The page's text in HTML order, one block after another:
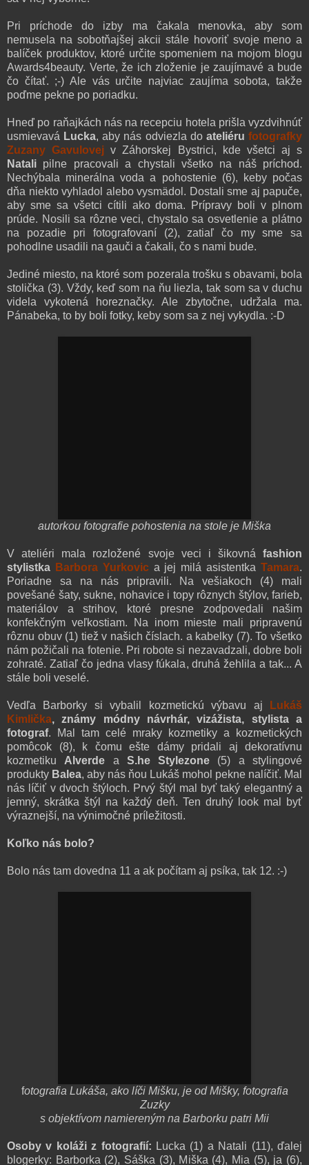
Pri príchode do izby ma čakala menovka, aby som
nemusela na sobotňajšej akcii stále hovoriť svoje meno a
balíček produktov, ktoré určite spomeniem na mojom blogu
Awards4beauty. Verte, že ich zloženie je zaujímavé a bude
čo čítať. ;-) Ale vás určite najviac zaujíma sobota, takže
poďme pekne po poriadku.
Hneď po raňajkách nás na recepciu hotela prišla vyzdvihnúť
usmievavá Lucka, aby nás odviezla do ateliérufotografky
Zuzany Gavulovej v Záhorskej Bystrici, kde všetci aj s
Natali pilne pracovali a chystali všetko na náš príchod.
Nechýbala minerálna voda a pohostenie (6), keby počas
dňa niekto vyhladol alebo vysmädol. Dostali sme aj papuče,
aby sme sa všetci cítili ako doma. Prípravy boli v plnom
prúde. Nosili sa rôzne veci, chystalo sa osvetlenie a plátno
na pozadie pri fotografovaní (2), zatiaľ čo my sme sa
pohodlne usadili na gauči a čakali, čo s nami bude.
Jediné miesto, na ktoré som pozerala trošku s obavami, bola
stolička (3). Vždy, keď som na ňu liezla, tak som sa v duchu
videla vykotená horeznačky. Ale zbytočne, udržala ma.
Pánabeka, to by boli fotky, keby som sa z nej vykydla. :-D
autorkou fotografie pohostenia na stole je Miška
V ateliéri mala rozložené svoje veci i šikovná fashion
stylistka Barbora Yurkovica jej milá asistentkaTamara.
Poriadne sa na nás pripravili. Na vešiakoch (4) mali
povešané šaty, sukne, nohavice i topy rôznych štýlov, farieb,
materiálov a strihov, ktoré presne zodpovedali našim
konfekčným veľkostiam. Na inom mieste mali pripravenú
rôznu obuv (1) tiež v našich číslach. a kabelky (7). To všetko
nám požičali na fotenie. Pri robote si nezavadzali, dobre boli
zohraté. Zatiaľ čo jedna vlasy fúkala, druhá žehlila a tak... A
stále boli veselé.
Vedľa Barborky si vybalil kozmetickú výbavu aj
Lukáš
Kimlička, známy módny návrhár, vizážista, stylista a
fotograf. Mal tam celé mraky kozmetiky a kozmetických
pomôcok (8), k čomu ešte dámy pridali aj dekoratívnu
kozmetiku Alverde a S.he Stylezone (5) a stylingové
produkty Balea, aby nás ňou Lukáš mohol pekne nalíčiť. Mal
nás líčiť v dvoch štýloch. Prvý štýl mal byť taký elegantný a
jemný, skrátka štýl na každý deň. Ten druhý look mal byť
výraznejší, na výnimočné príležitosti.
Koľko nás bolo?
Bolo nás tam dovedna 11 a ak počítam aj psíka, tak 12. :-)
fotografia Lukáša, ako líči Mišku, je od Mišky, fotografia
Zuzky
s objektívom namiereným na Barborku patri Mii
Osoby v koláži z fotografií: Lucka (1) a Natali (11), ďalej
blogerky: Barborka (2), Sáška (3), Miška (4), Mia (5), ja (6),